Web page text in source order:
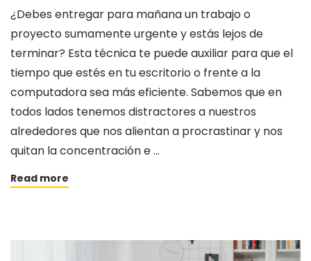
¿Debes entregar para mañana un trabajo o
proyecto sumamente urgente y estás lejos de
terminar? Esta técnica te puede auxiliar para que el
tiempo que estés en tu escritorio o frente a la
computadora sea más eficiente. Sabemos que en
todos lados tenemos distractores a nuestros
alrededores que nos alientan a procrastinar y nos
quitan la concentración e …
Read more